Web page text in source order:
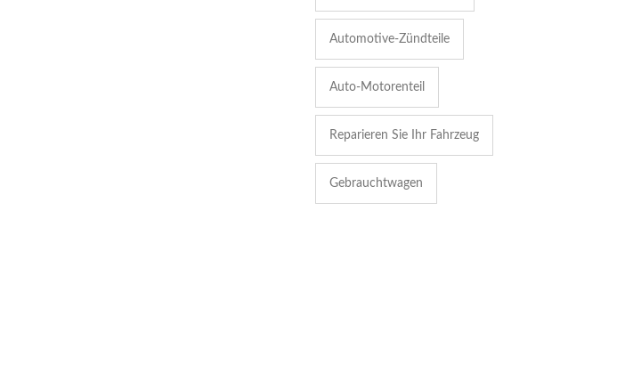
Automotive-Zündteile
Auto-Motorenteil
Reparieren Sie Ihr Fahrzeug
Gebrauchtwagen